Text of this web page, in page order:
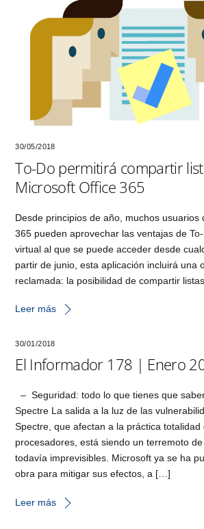
30/05/2018
To-Do permitirá compartir
Microsoft Office 365
Desde principios de año, muchos usuarios
365 pueden aprovechar las ventajas de
virtual al que se puede acceder desde
partir de junio, esta aplicación incluirá una
reclamada: la posibilidad de compartir
Leer más
30/01/2018
El Informador 178 | Enero
– Seguridad: todo lo que tienes que
Spectre La salida a la luz de las
Spectre, que afectan a la práctica totalidad
procesadores, está siendo un terremoto
todavía imprevisibles. Microsoft ya se ha
obra para mitigar sus efectos, a […]
Leer más